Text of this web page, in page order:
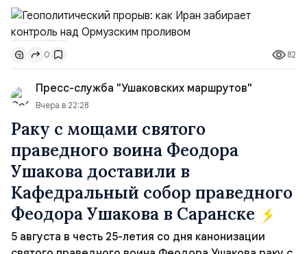
скорее всего будут реализованы.Разбираем ключевые
тезисы и последствия этого соглашения:. 1. Новые
доли контроля (75 на 25). Было: Ранее Иран и Оман
контролировали пролив на паритетных началах —
50/50. Стало: Новое соглашение закрепляет за
Ираном...
0 82
Пресс-служба "Ушаковских маршрутов"
Вчера в 22:28
Раку с мощами святого
праведного воина Феодора
Ушакова доставили в
Кафедральный собор праведного
Феодора Ушакова в Саранске
5 августа в честь 25-летия со дня канонизации